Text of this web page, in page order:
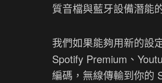
質音檔與藍牙設備潛能
我們如果能夠用新的設
Spotify Premium、
編碼，無線傳輸到你的